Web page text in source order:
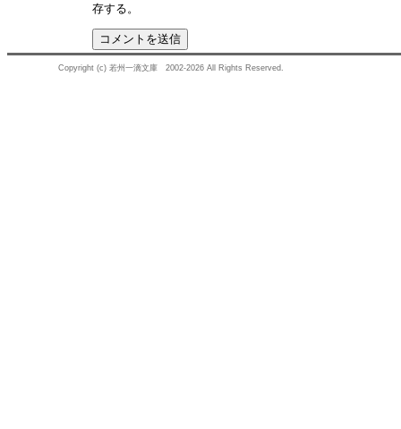
存する。
Copyright (c) 若州一滴文庫 2002-2026 All Rights Reserved.